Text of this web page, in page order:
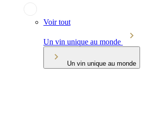
Voir tout
Un vin unique au monde
Un vin unique au monde